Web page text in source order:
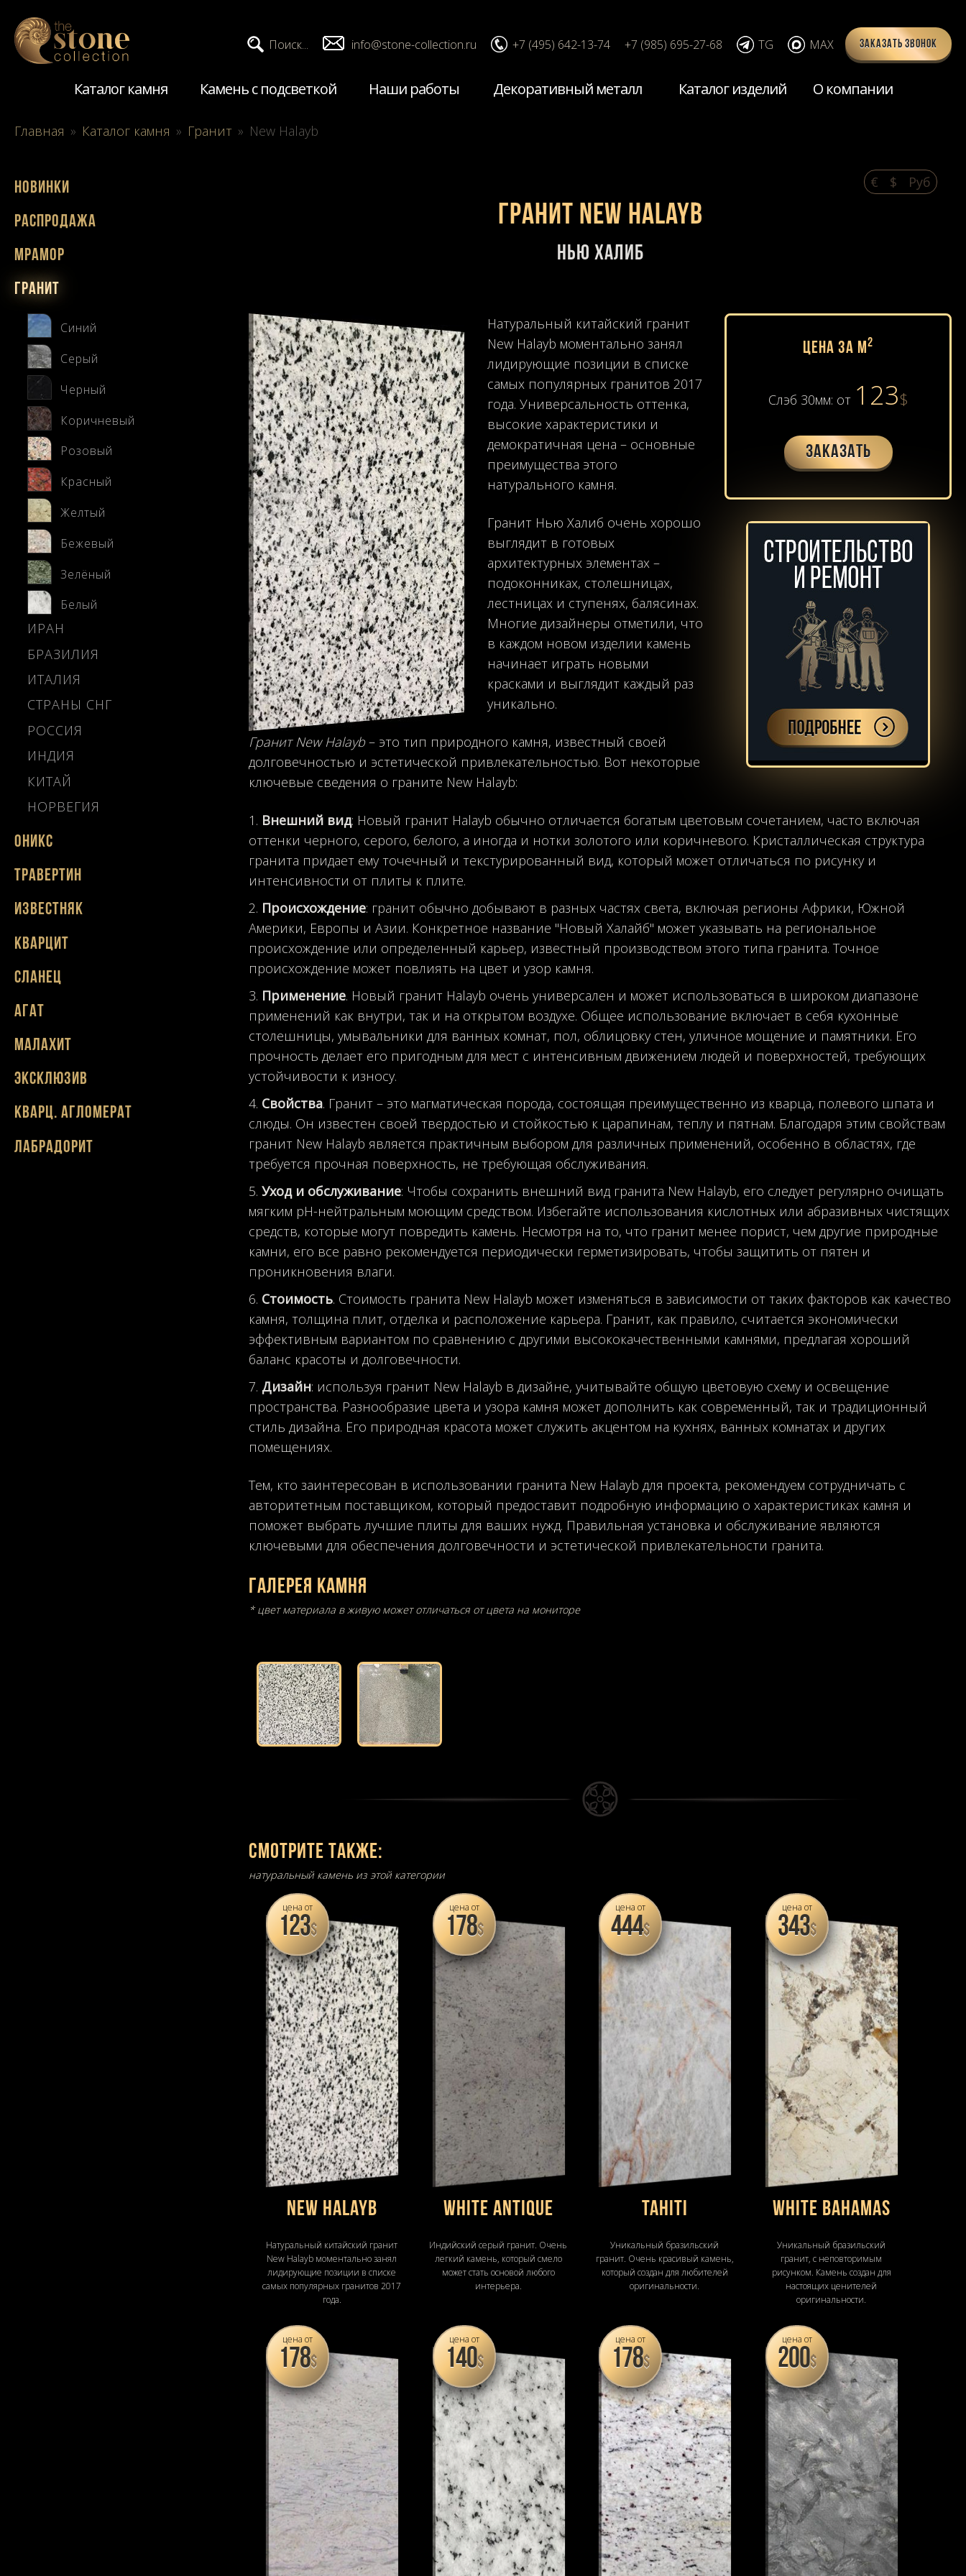
Заказать звонок
Поиск... info@stone-collection.ru +7 (495) 642-13-74 +7 (985) 695-27-68 TG MAX
Каталог камня Камень с подсветкой Наши работы Декоративный металл Каталог изделий О компании
Главная » Каталог камня » Гранит » New Halayb
Новинки
Распродажа
Мрамор
Гранит
Синий
Серый
Черный
Коричневый
Розовый
Красный
Желтый
Бежевый
Зелёный
Белый
ИРАН
БРАЗИЛИЯ
ИТАЛИЯ
СТРАНЫ СНГ
РОССИЯ
ИНДИЯ
КИТАЙ
НОРВЕГИЯ
Оникс
Травертин
Известняк
Кварцит
Сланец
Агат
Малахит
Эксклюзив
Кварц. агломерат
Лабрадорит
€ $ Pуб
Гранит New Halayb
Нью Халиб
Цена за м 2
Слэб 30мм: от 123$
Заказать
Натуральный китайский гранит
New Halayb моментально занял
лидирующие позиции в списке
самых популярных гранитов 2017
года. Универсальность оттенка,
высокие характеристики и
демократичная цена – основные
преимущества этого
натурального камня.
Гранит Нью Халиб очень хорошо
выглядит в готовых
архитектурных элементах –
подоконниках, столешницах,
лестницах и ступенях, балясинах.
Многие дизайнеры отметили, что
в каждом новом изделии камень
начинает играть новыми
красками и выглядит каждый раз
уникально.
Гранит New Halayb– это тип природного камня, известный своей
долговечностью и эстетической привлекательностью. Вот некоторые
ключевые сведения о граните New Halayb:
Внешний вид: Новый гранит Halayb обычно отличается богатым цветовым сочетанием, часто включая
оттенки черного, серого, белого, а иногда и нотки золотого или коричневого. Кристаллическая структура
гранита придает ему точечный и текстурированный вид, который может отличаться по рисунку и
интенсивности от плиты к плите.
Происхождение: гранит обычно добывают в разных частях света, включая регионы Африки, Южной
Америки, Европы и Азии. Конкретное название "Новый Халайб" может указывать на региональное
происхождение или определенный карьер, известный производством этого типа гранита. Точное
происхождение может повлиять на цвет и узор камня.
Применение. Новый гранит Halayb очень универсален и может использоваться в широком диапазоне
применений как внутри, так и на открытом воздухе. Общее использование включает в себя кухонные
столешницы, умывальники для ванных комнат, пол, облицовку стен, уличное мощение и памятники. Его
прочность делает его пригодным для мест с интенсивным движением людей и поверхностей, требующих
устойчивости к износу.
Свойства. Гранит – это магматическая порода, состоящая преимущественно из кварца, полевого шпата и
слюды. Он известен своей твердостью и стойкостью к царапинам, теплу и пятнам. Благодаря этим свойствам
гранит New Halayb является практичным выбором для различных применений, особенно в областях, где
требуется прочная поверхность, не требующая обслуживания.
Уход и обслуживание: Чтобы сохранить внешний вид гранита New Halayb, его следует регулярно очищать
мягким pH-нейтральным моющим средством. Избегайте использования кислотных или абразивных чистящих
средств, которые могут повредить камень. Несмотря на то, что гранит менее порист, чем другие природные
камни, его все равно рекомендуется периодически герметизировать, чтобы защитить от пятен и
проникновения влаги.
Стоимость. Стоимость гранита New Halayb может изменяться в зависимости от таких факторов как качество
камня, толщина плит, отделка и расположение карьера. Гранит, как правило, считается экономически
эффективным вариантом по сравнению с другими высококачественными камнями, предлагая хороший
баланс красоты и долговечности.
Дизайн: используя гранит New Halayb в дизайне, учитывайте общую цветовую схему и освещение
пространства. Разнообразие цвета и узора камня может дополнить как современный, так и традиционный
стиль дизайна. Его природная красота может служить акцентом на кухнях, ванных комнатах и ​​других
помещениях.
Тем, кто заинтересован в использовании гранита New Halayb для проекта, рекомендуем сотрудничать с
авторитетным поставщиком, который предоставит подробную информацию о характеристиках камня и
поможет выбрать лучшие плиты для ваших нужд. Правильная установка и обслуживание являются
ключевыми для обеспечения долговечности и эстетической привлекательности гранита.
Галерея камня
* цвет материала в живую может отличаться от цвета на мониторе
Смотрите также:
натуральный камень из этой категории
цена от
123$
New Halayb
Натуральный китайский гранит
New Halayb моментально занял
лидирующие позиции в списке
самых популярных гранитов 2017
года.
цена от
178$
WHITE ANTIQUE
Индийский серый гранит. Очень
легкий камень, который смело
может стать основой любого
интерьера.
цена от
444$
TAHITI
Уникальный бразильский
гранит. Очень красивый камень,
который создан для любителей
оригинальности.
цена от
343$
WHITE BAHAMAS
Уникальный бразильский
гранит, с неповторимым
рисунком. Камень создан для
настоящих ценителей
оригинальности.
цена от
178$
цена от
140$
цена от
178$
цена от
200$